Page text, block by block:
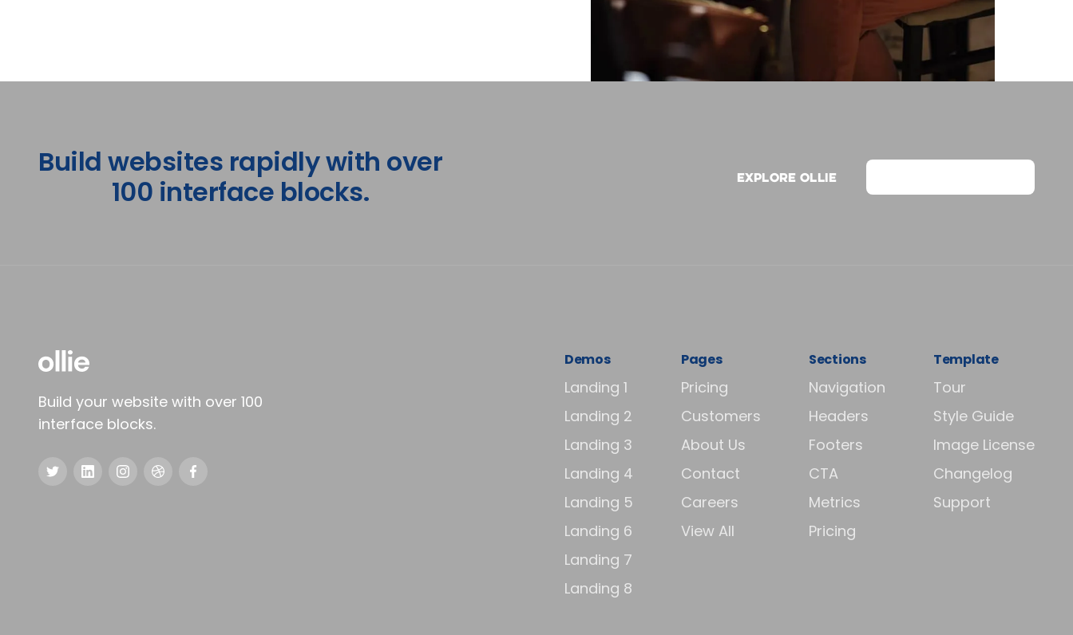
Build websites rapidly with over
100 interface blocks.
Explore Ollie
Build your website with over 100
interface blocks.
Demos
Landing 1
Landing 2
Landing 3
Landing 4
Landing 5
Landing 6
Landing 7
Landing 8
Pages
Pricing
Customers
About Us
Contact
Careers
View All
Sections
Navigation
Headers
Footers
CTA
Metrics
Pricing
Template
Tour
Style Guide
Image License
Changelog
Support